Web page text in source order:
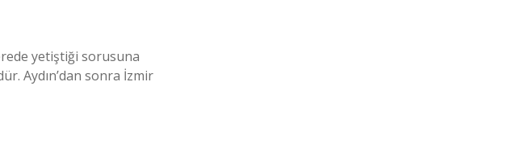
yetiştiği sorusuna
Aydın’dan sonra İzmir